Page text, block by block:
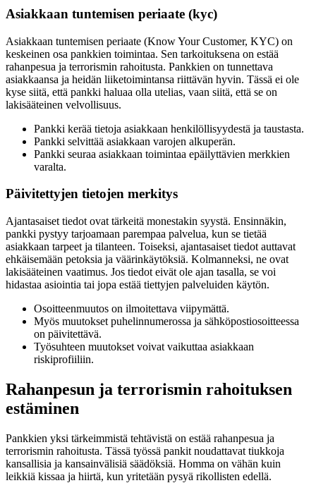
Asiakkaan tuntemisen periaate (kyc)
Asiakkaan tuntemisen periaate (Know Your Customer, KYC) on
keskeinen osa pankkien toimintaa. Sen tarkoituksena on estää
rahanpesua ja terrorismin rahoitusta. Pankkien on tunnettava
asiakkaansa ja heidän liiketoimintansa riittävän hyvin. Tässä ei ole
kyse siitä, että pankki haluaa olla utelias, vaan siitä, että se on
lakisääteinen velvollisuus.
Pankki kerää tietoja asiakkaan henkilöllisyydestä ja taustasta.
Pankki selvittää asiakkaan varojen alkuperän.
Pankki seuraa asiakkaan toimintaa epäilyttävien merkkien
varalta.
Päivitettyjen tietojen merkitys
Ajantasaiset tiedot ovat tärkeitä monestakin syystä. Ensinnäkin,
pankki pystyy tarjoamaan parempaa palvelua, kun se tietää
asiakkaan tarpeet ja tilanteen. Toiseksi, ajantasaiset tiedot auttavat
ehkäisemään petoksia ja väärinkäytöksiä. Kolmanneksi, ne ovat
lakisääteinen vaatimus. Jos tiedot eivät ole ajan tasalla, se voi
hidastaa asiointia tai jopa estää tiettyjen palveluiden käytön.
Osoitteenmuutos on ilmoitettava viipymättä.
Myös muutokset puhelinnumerossa ja sähköpostiosoitteessa
on päivitettävä.
Työsuhteen muutokset voivat vaikuttaa asiakkaan
riskiprofiiliin.
Rahanpesun ja terrorismin rahoituksen
estäminen
Pankkien yksi tärkeimmistä tehtävistä on estää rahanpesua ja
terrorismin rahoitusta. Tässä työssä pankit noudattavat tiukkoja
kansallisia ja kansainvälisiä säädöksiä. Homma on vähän kuin
leikkiä kissaa ja hiirtä, kun yritetään pysyä rikollisten edellä.